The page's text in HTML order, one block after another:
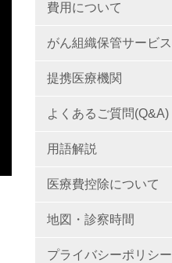
費用について
がん組織保管サービス
提携医療機関
よくあるご質問(Q&A)
用語解説
医療費控除について
地図・診察時間
プライバシーポリシー